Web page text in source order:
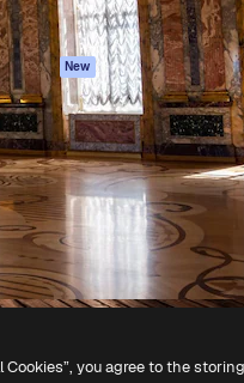
de
New
de cookies
Central de
Blog
Eventos
Vender
Sala de
you agree to the